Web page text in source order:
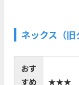
ネックス（旧
おす
すめ
★★★